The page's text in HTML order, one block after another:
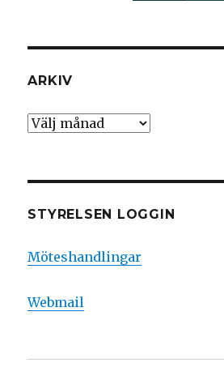
ARKIV
Arkiv
STYRELSEN LOGGIN
Möteshandlingar
Webmail